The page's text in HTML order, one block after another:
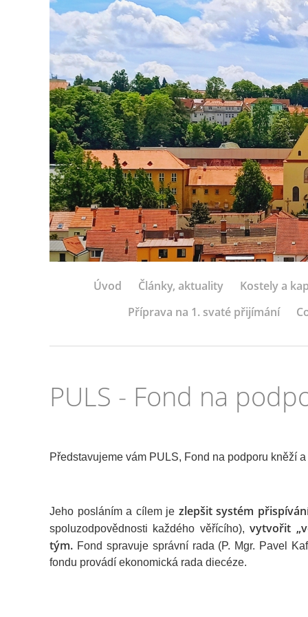
Úvod Články, aktuality
Kostely a
Příprava na 1. svaté přijímání
PULS - Fond na
Představujeme vám PULS, Fond na podporu kněží
Jeho posláním a cílem je zlepšit systém
spoluzodpovědnosti každého věřícího),vytvořit
tým. Fond spravuje správní rada (P. Mgr. Pavel
fondu provádí ekonomická rada diecéze.